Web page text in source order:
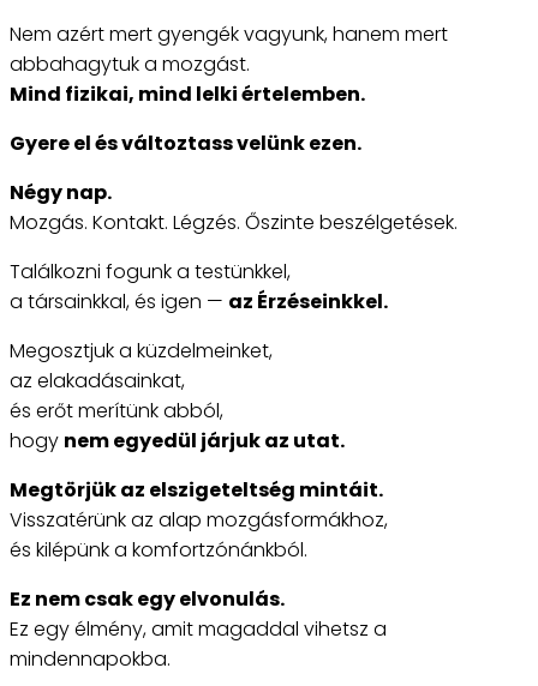
Nem azért mert gyengék vagyunk, hanem mert
abbahagytuk a mozgást.
Mind fizikai, mind lelki értelemben.
Gyere el és változtass velünk ezen.
Négy nap.
Mozgás. Kontakt. Légzés. Őszinte beszélgetések.
Találkozni fogunk a testünkkel,
a társainkkal, és igen — az Érzéseinkkel.
Megosztjuk a küzdelmeinket,
az elakadásainkat,
és erőt merítünk abból,
hogy nem egyedül járjuk az utat.
Megtörjük az elszigeteltség mintáit.
Visszatérünk az alap mozgásformákhoz,
és kilépünk a komfortzónánkból.
Ez nem csak egy elvonulás.
Ez egy élmény, amit magaddal vihetsz a
mindennapokba.